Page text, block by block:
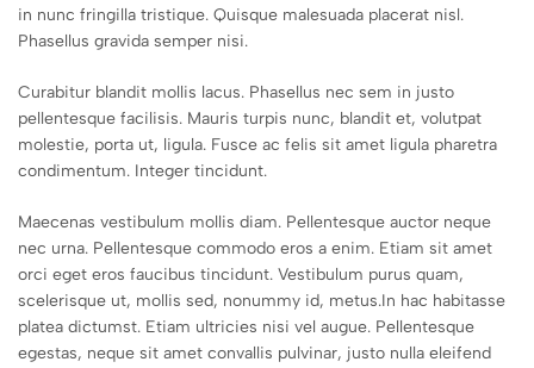
in nunc fringilla tristique. Quisque malesuada placerat nisl.
Phasellus gravida semper nisi.
Curabitur blandit mollis lacus. Phasellus nec sem in justo
pellentesque facilisis. Mauris turpis nunc, blandit et, volutpat
molestie, porta ut, ligula. Fusce ac felis sit amet ligula pharetra
condimentum. Integer tincidunt.
Maecenas vestibulum mollis diam. Pellentesque auctor neque
nec urna. Pellentesque commodo eros a enim. Etiam sit amet
orci eget eros faucibus tincidunt. Vestibulum purus quam,
scelerisque ut, mollis sed, nonummy id, metus.In hac habitasse
platea dictumst. Etiam ultricies nisi vel augue. Pellentesque
egestas, neque sit amet convallis pulvinar, justo nulla eleifend